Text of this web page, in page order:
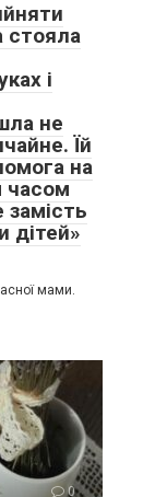
стояла
і
не
Їй
на
часом
дітей»
мами.
0